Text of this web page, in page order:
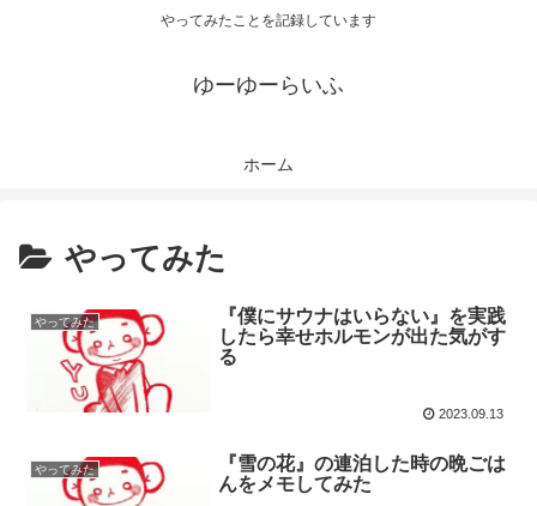
やってみたことを記録しています
ゆーゆーらいふ
ホーム
やってみた
やってみた
『僕にサウナはいらない』を実践
したら幸せホルモンが出た気がす
る
2023.09.13
やってみた
『雪の花』の連泊した時の晩ごは
んをメモしてみた